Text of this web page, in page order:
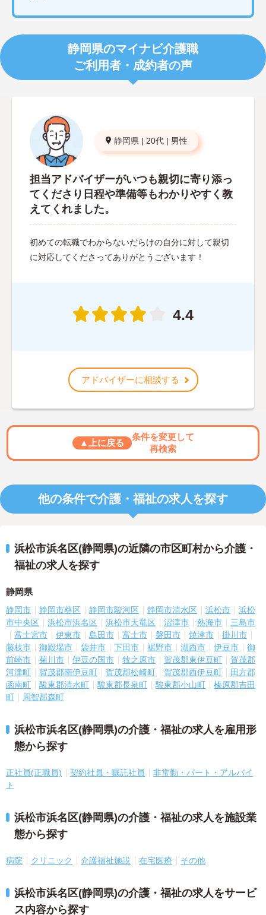
静岡県のマイナビ介護職
ご利用者・成約者の声
静岡県 | 20代 | 男性
担当アドバイザーがいつも親切に寄り添っ
てくださり日程や準備等もわかりやすく教
えてくれました。
初めての転職でわからないだらけの自分に対して親切
に対応してくださってありがとうございます！
4.4
アドバイザーに相談する
▲上に戻る
条件を変更して
再検索
他の条件で介護・福祉の求人を探す
浜松市浜名区(静岡県)の近隣の市区町村から介護・
福祉の求人を探す
静岡県
静岡市 静岡市葵区 静岡市駿河区 静岡市清水区 浜松市
浜松
市中央区
浜松市浜名区 浜松市天竜区 沼津市 熱海市
三島市
富士宮市
伊東市 島田市 富士市 磐田市 焼津市
掛川市
藤枝市
御殿場市 袋井市 下田市 裾野市 湖西市 伊豆市
御
前崎市
菊川市 伊豆の国市 牧之原市 賀茂郡東伊豆町
賀茂郡
河津町
賀茂郡南伊豆町 賀茂郡松崎町 賀茂郡西伊豆町
田方郡
函南町
駿東郡清水町 駿東郡長泉町 駿東郡小山町
榛原郡吉田
町
周智郡森町
浜松市浜名区(静岡県)の介護・福祉の求人を雇用形
態から探す
正社員(正職員) 契約社員・嘱託社員
非常勤・パート・アルバイ
ト
浜松市浜名区(静岡県)の介護・福祉の求人を施設業
態から探す
病院 クリニック 介護福祉施設 在宅医療 その他
浜松市浜名区(静岡県)の介護・福祉の求人をサービ
ス内容から探す